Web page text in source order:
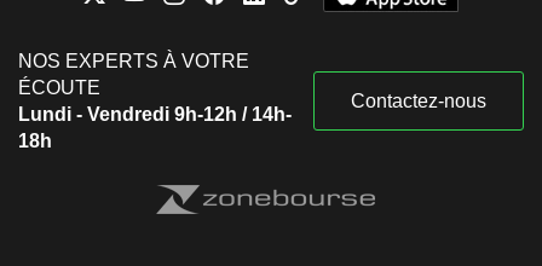
NOS EXPERTS À VOTRE
ÉCOUTE
Lundi - Vendredi 9h-12h / 14h-
18h
Contactez-nous